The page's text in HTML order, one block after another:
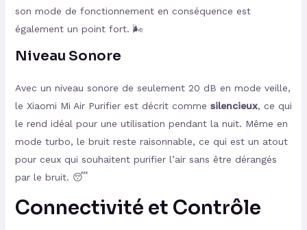
son mode de fonctionnement en conséquence est
également un point fort. 🌬️
Niveau Sonore
Avec un niveau sonore de seulement 20 dB en mode veille,
le Xiaomi Mi Air Purifier est décrit comme silencieux, ce qui
le rend idéal pour une utilisation pendant la nuit. Même en
mode turbo, le bruit reste raisonnable, ce qui est un atout
pour ceux qui souhaitent purifier l’air sans être dérangés
par le bruit. 😴
Connectivité et Contrôle